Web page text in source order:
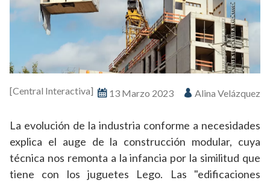
13 Marzo 2023 Alina Velázquez
[Central Interactiva]
La evolución de la industria conforme a necesidades
explica el auge de la construcción modular, cuya
técnica nos remonta a la infancia por la similitud que
tiene con los juguetes Lego. Las "edificaciones